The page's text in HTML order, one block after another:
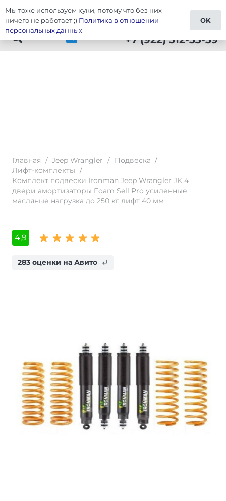
Тюнинг Wrangler
+7 (922) 512-53-59
Главная / Jeep Wrangler / Подвеска /
Лифт-комплекты /
Комплект подвески Ironman Jeep Wrangler JK 4
двери амортизаторы Foam Sell Pro усиленные
масляные нагрузка до 250 кг лифт 40 мм
4,9
283 оценки на Авито subdirectory_arrow_left
Мы тоже используем куки, потому что без них
ничего не работает ;) Политика в отношении
персональных данных
OK